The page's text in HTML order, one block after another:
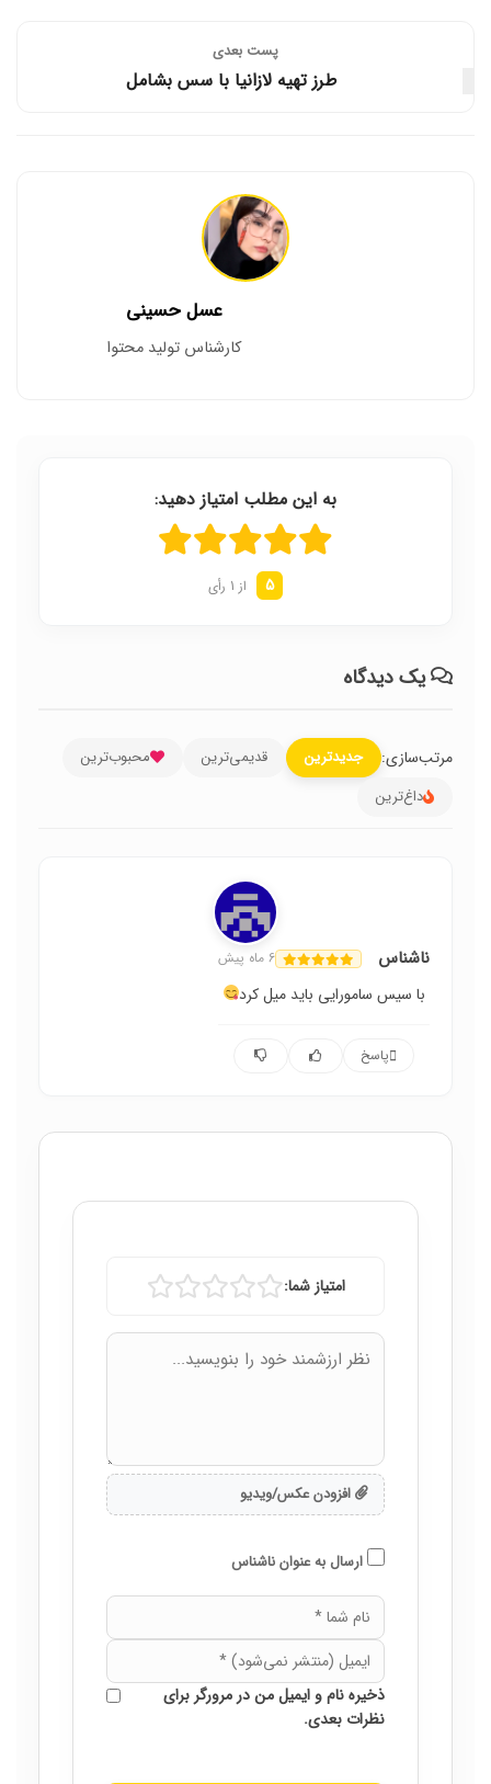
پست‌ بعدی
طرز تهیه لازانیا با سس بشامل
عسل حسینی
کارشناس تولید محتوا
به این مطلب امتیاز دهید:
5 از 1 رأی
یک دیدگاه
مرتب‌سازی: جدیدترین قدیمی‌ترین
محبوب‌ترین
داغ‌ترین
ناشناس 6 ماه پیش
با سیس سامورایی باید میل کرد
پاسخ
امتیاز شما:
افزودن عکس/ویدیو
ارسال به عنوان ناشناس
ذخیره نام و ایمیل من در مرورگر برای
نظرات بعدی.